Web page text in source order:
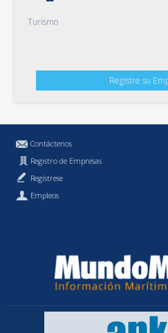
Turismo
Registre su
Contáctenos
Registro de Empresas
Regístrese
Empleos
Política de Privacidad